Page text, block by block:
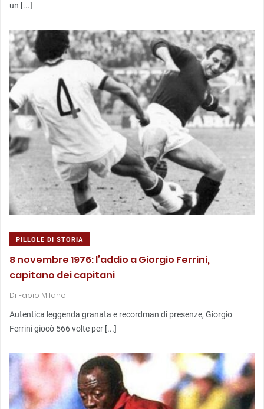
un [...]
PILLOLE DI STORIA
8 novembre 1976: l’addio a Giorgio Ferrini,
capitano dei capitani
Di Fabio Milano
Autentica leggenda granata e recordman di presenze, Giorgio
Ferrini giocò 566 volte per [...]